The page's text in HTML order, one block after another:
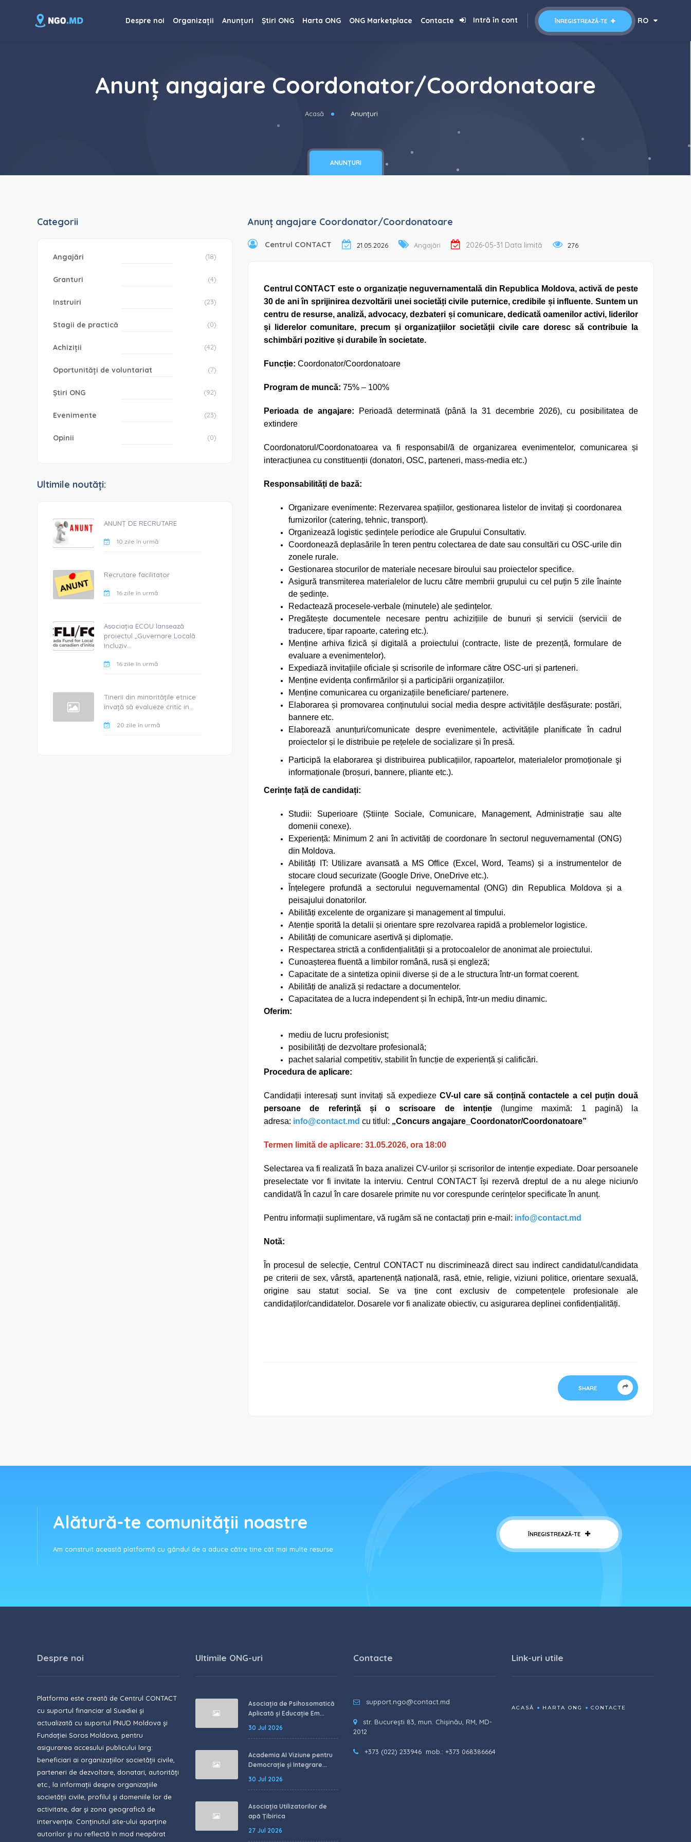
RO
ÎNREGISTREAZĂ-TE
Intră în cont
Despre noi Organizații Anunțuri Știri ONG Harta ONG ONG Marketplace Contacte
Anunț angajare Coordonator/Coordonatoare
Acasă Anunțuri
ANUNȚURI
Categorii
Angajări (18)
Granturi (4)
Instruiri (23)
Stagii de practică (0)
Achiziții (42)
Oportunități de voluntariat (7)
Știri ONG (92)
Evenimente (23)
Opinii (0)
Ultimile noutăți:
ANUNȚ DE RECRUTARE
10 zile în urmă
Recrutare facilitator
16 zile în urmă
Asociația ECOU lansează
proiectul „Guvernare Locală
Incluziv...
16 zile în urmă
Tinerii din minoritățile etnice
învață să evalueze critic in...
20 zile în urmă
Anunț angajare Coordonator/Coordonatoare
Centrul CONTACT 21.05.2026 Angajări 2026-05-31 Data limită 276
Centrul CONTACT este o organizație neguvernamentală din Republica Moldova, activă de peste
30 de ani în sprijinirea dezvoltării unei societăți civile puternice, credibile și influente. Suntem un
centru de resurse, analiză, advocacy, dezbateri și comunicare, dedicată oamenilor activi, liderilor
și liderelor comunitare, precum și organizațiilor societății civile care doresc să contribuie la
schimbări pozitive și durabile în societate.
Funcție: Coordonator/Coordonatoare
Program de muncă: 75% – 100%
Perioada de angajare:
Perioadă determinată (până la 31 decembrie 2026), cu posibilitatea de
extindere
Coordonatorul/Coordonatoarea va fi responsabil/ă de organizarea evenimentelor, comunicarea și
interacțiunea cu constituenții (donatori, OSC, parteneri, mass-media etc.)
Responsabilități de bază:
Organizare evenimente: Rezervarea spațiilor, gestionarea listelor de invitați și coordonarea
furnizorilor (catering, tehnic, transport).
Organizează logistic ședințele periodice ale Grupului Consultativ.
Coordonează deplasările în teren pentru colectarea de date sau consultări cu OSC-urile din
zonele rurale.
Gestionarea stocurilor de materiale necesare biroului sau proiectelor specifice.
Asigură transmiterea materialelor de lucru către membrii grupului cu cel puțin 5 zile înainte
de ședințe.
Redactează procesele-verbale (minutele) ale ședințelor.
Pregătește documentele necesare pentru achizițiile de bunuri și servicii (servicii de
traducere, tipar rapoarte, catering etc.).
Menține arhiva fizică și digitală a proiectului (contracte, liste de prezență, formulare de
evaluare a evenimentelor).
Expediază invitațiile oficiale și scrisorile de informare către OSC-uri și parteneri.
Menține evidența confirmărilor și a participării organizațiilor.
Menține comunicarea cu organizațiile beneficiare/ partenere.
Elaborarea și promovarea conținutului social media despre activitățile desfășurate: postări,
bannere etc.
Elaborează anunțuri/comunicate despre evenimentele, activitățile planificate în cadrul
proiectelor și le distribuie pe rețelele de socializare și în presă.
Participă la elaborarea şi distribuirea publicațiilor, rapoartelor, materialelor promoționale şi
informaționale (broșuri, bannere, pliante etc.).
Cerințe față de candidați:
Studii: Superioare (Științe Sociale, Comunicare, Management, Administrație sau alte
domenii conexe).
Experiență: Minimum 2 ani în activități de coordonare în sectorul neguvernamental (ONG)
din Moldova.
Abilități IT: Utilizare avansată a MS Office (Excel, Word, Teams) și a instrumentelor de
stocare cloud securizate (Google Drive, OneDrive etc.).
Înțelegere profundă a sectorului neguvernamental (ONG) din Republica Moldova și a
peisajului donatorilor.
Abilități excelente de organizare și management al timpului.
Atenție sporită la detalii și orientare spre rezolvarea rapidă a problemelor logistice.
Abilități de comunicare asertivă și diplomație.
Respectarea strictă a confidențialității și a protocoalelor de anonimat ale proiectului.
Cunoașterea fluentă a limbilor română, rusă și engleză;
Capacitate de a sintetiza opinii diverse și de a le structura într-un format coerent.
Abilități de analiză și redactare a documentelor.
Capacitatea de a lucra independent și în echipă, într-un mediu dinamic.
Oferim:
mediu de lucru profesionist;
posibilități de dezvoltare profesională;
pachet salarial competitiv, stabilit în funcție de experiență și calificări.
Procedura de aplicare:
Candidații interesați sunt invitați să expedieze CV-ul care să conțină contactele a cel puțin două
persoane de referință și o
scrisoare de intenție(lungime maximă: 1 pagină) la
adresa: info@contact.md cu titlul: „Concurs angajare_Coordonator/Coordonatoare”
Termen limită de aplicare: 31.05.2026, ora 18:00
Selectarea va fi realizată în baza analizei CV-urilor și scrisorilor de intenție expediate. Doar persoanele
preselectate vor fi invitate la interviu. Centrul CONTACT își rezervă dreptul de a nu alege niciun/o
candidat/ă în cazul în care dosarele primite nu vor corespunde cerințelor specificate în anunț.
Pentru informații suplimentare, vă rugăm să ne contactați prin e-mail: info@contact.md
Notă:
În procesul de selecție, Centrul CONTACT nu discriminează direct sau indirect candidatul/candidata
pe criterii de sex, vârstă, apartenență națională, rasă, etnie, religie, viziuni politice, orientare sexuală,
origine sau statut social. Se va ține cont exclusiv de competențele profesionale ale
candidaților/candidatelor. Dosarele vor fi analizate obiectiv, cu asigurarea deplinei confidențialități.
SHARE
Alătură-te comunității noastre
Am construit această platformă cu gândul de a aduce către tine cât mai multe resurse
ÎNREGISTREAZĂ-TE
Despre noi
Platforma este creată de Centrul CONTACT
cu suportul financiar al Suediei și
actualizată cu suportul PNUD Moldova și
Fundației Soros Moldova, pentru
asigurarea accesului publicului larg:
beneficiari ai organizațiilor societății civile,
parteneri de dezvoltare, donatari, autorități
etc., la informații despre organizațiile
societății civile, profilul și domeniile lor de
activitate, dar și zona geografică de
intervenție. Conținutul site-ului aparține
autorilor și nu reflectă în mod neapărat
Ultimile ONG-uri
Asociația de Psihosomatică
Aplicată și Educație Em...
30 Jul 2026
Academia AI Viziune pentru
Democrație și Integrare...
30 Jul 2026
Asociația Utilizatorilor de
apă Țibirica
27 Jul 2026
Contacte
support.ngo@contact.md
str. București 83, mun. Chișinău, RM, MD-
2012
+373 (022) 233946 mob.: +373 068386664
Link-uri utile
ACASĂ HARTA ONG CONTACTE